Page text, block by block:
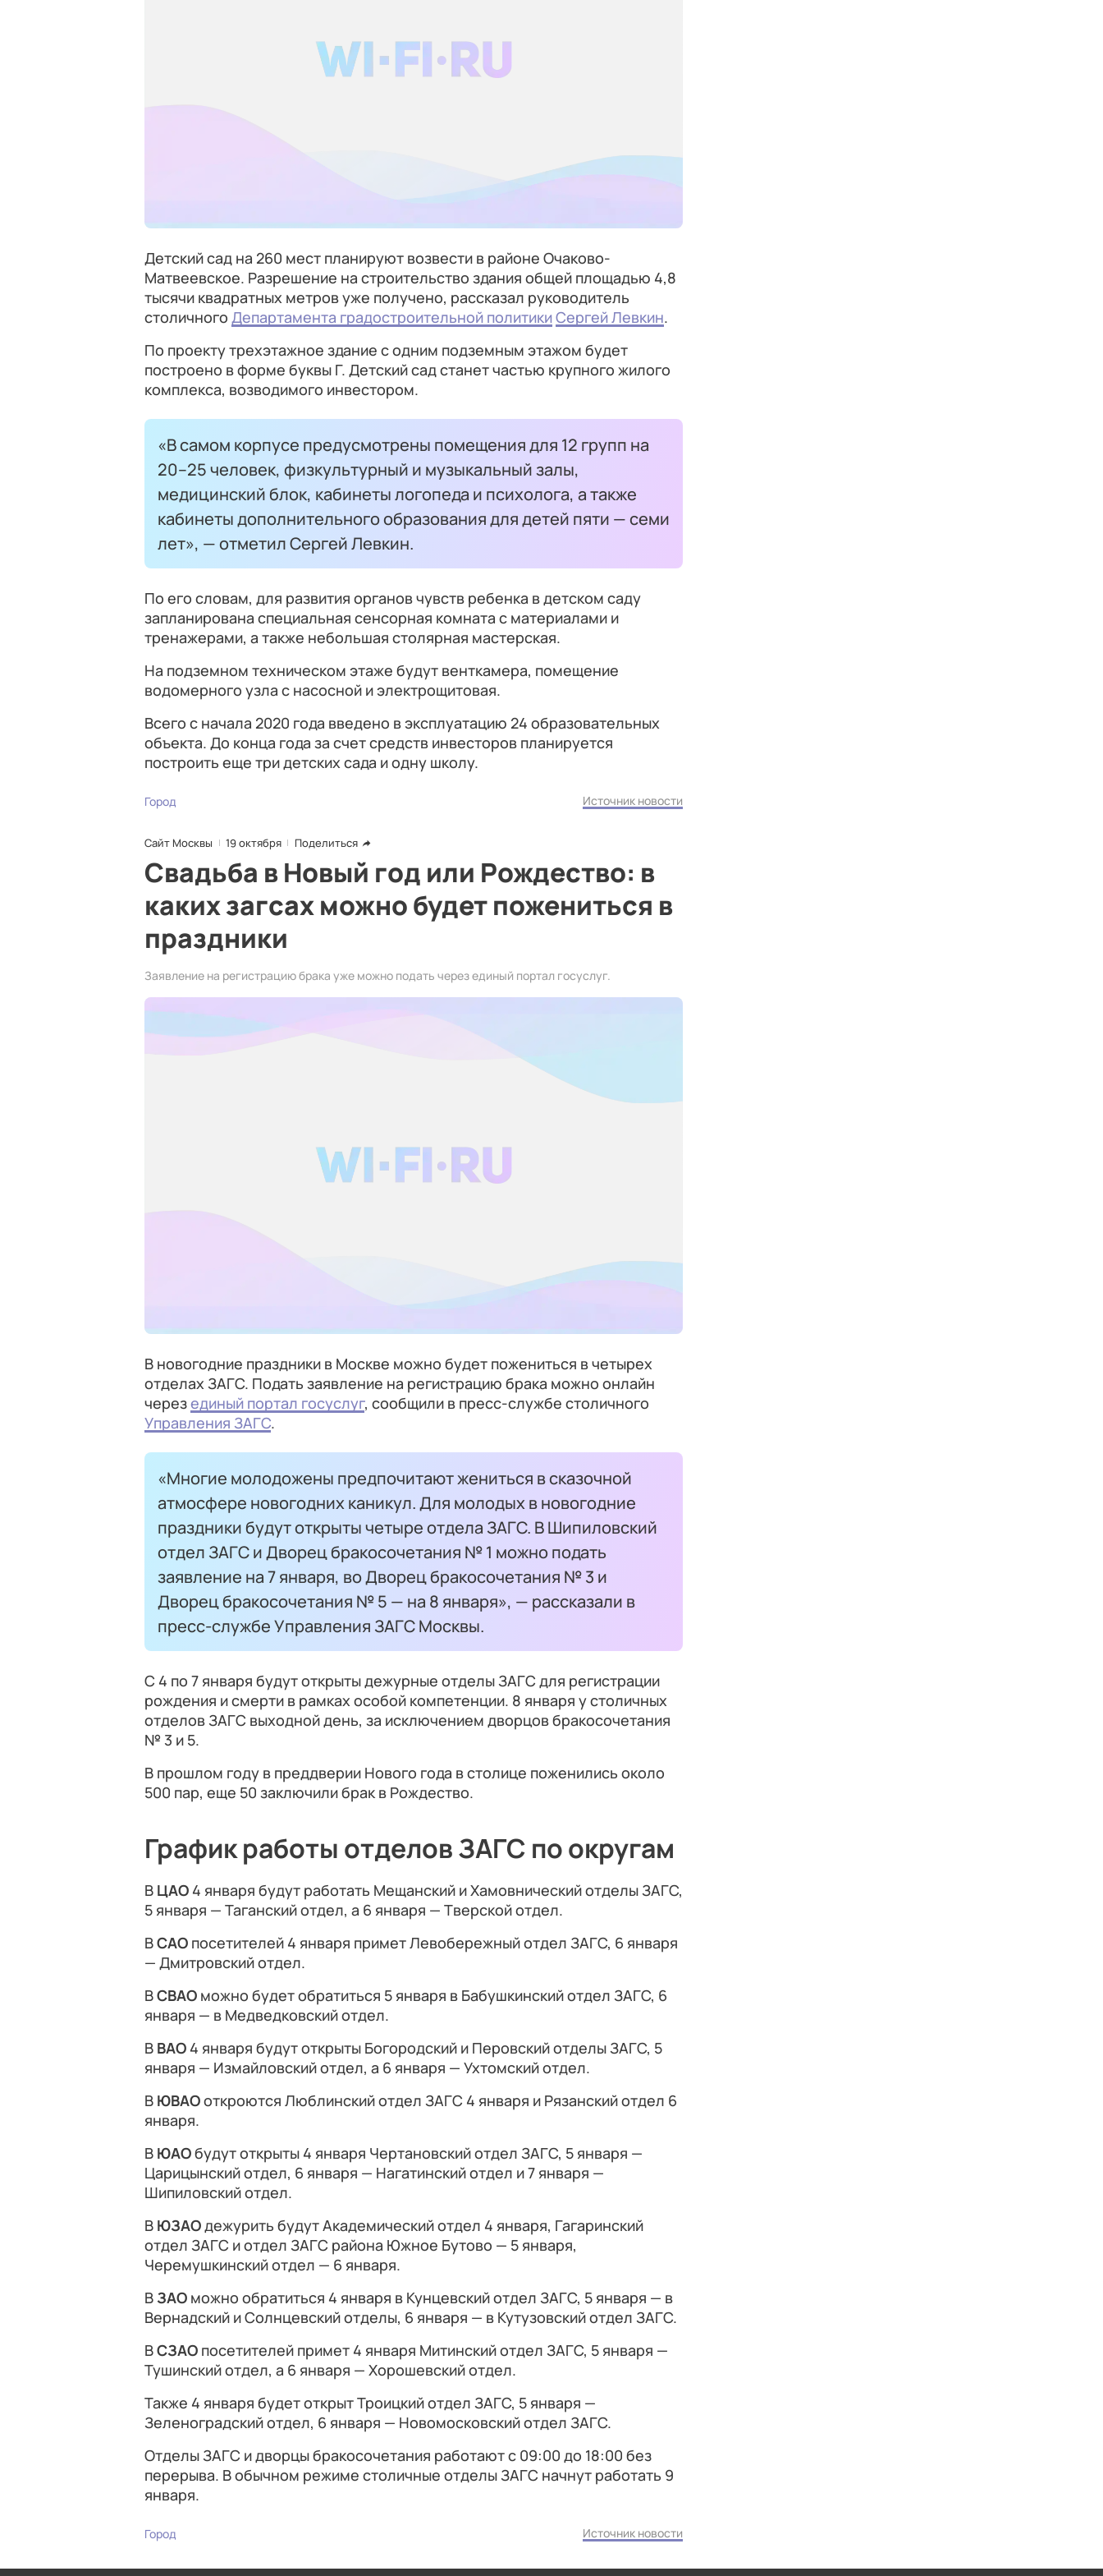
Детский сад на 260 мест планируют возвести в районе Очаково-
Матвеевское. Разрешение на строительство здания общей площадью 4,8
тысячи квадратных метров уже получено, рассказал руководитель
столичного Департамента градостроительной политикиСергей Левкин.
По проекту трехэтажное здание с одним подземным этажом будет
построено в форме буквы Г. Детский сад станет частью крупного жилого
комплекса, возводимого инвестором.
«В самом корпусе предусмотрены помещения для 12 групп на
20–25 человек, физкультурный и музыкальный залы,
медицинский блок, кабинеты логопеда и психолога, а также
кабинеты дополнительного образования для детей пяти — семи
лет», — отметил Сергей Левкин.
По его словам, для развития органов чувств ребенка в детском саду
запланирована специальная сенсорная комната с материалами и
тренажерами, а также небольшая столярная мастерская.
На подземном техническом этаже будут венткамера, помещение
водомерного узла с насосной и электрощитовая.
Всего с начала 2020 года введено в эксплуатацию 24 образовательных
объекта. До конца года за счет средств инвесторов планируется
построить еще три детских сада и одну школу.
Город Источник новости
Сайт Москвы 19 октября Поделиться
Свадьба в Новый год или Рождество: в
каких загсах можно будет пожениться в
праздники
Заявление на регистрацию брака уже можно подать через единый портал госуслуг.
В новогодние праздники в Москве можно будет пожениться в четырех
отделах ЗАГС. Подать заявление на регистрацию брака можно онлайн
черезединый портал госуслуг, сообщили в пресс-службе столичного
Управления ЗАГС.
«Многие молодожены предпочитают жениться в сказочной
атмосфере новогодних каникул. Для молодых в новогодние
праздники будут открыты четыре отдела ЗАГС. В Шипиловский
отдел ЗАГС и Дворец бракосочетания № 1 можно подать
заявление на 7 января, во Дворец бракосочетания № 3 и
Дворец бракосочетания № 5 — на 8 января», — рассказали в
пресс-службе Управления ЗАГС Москвы.
С 4 по 7 января будут открыты дежурные отделы ЗАГС для регистрации
рождения и смерти в рамках особой компетенции. 8 января у столичных
отделов ЗАГС выходной день, за исключением дворцов бракосочетания
№ 3 и 5.
В прошлом году в преддверии Нового года в столице поженились около
500 пар, еще 50 заключили брак в Рождество.
График работы отделов ЗАГС по округам
В ЦАО 4 января будут работать Мещанский и Хамовнический отделы ЗАГС,
5 января — Таганский отдел, а 6 января — Тверской отдел.
ВСАО посетителей 4 января примет Левобережный отдел ЗАГС, 6 января
— Дмитровский отдел.
ВСВАО можно будет обратиться 5 января в Бабушкинский отдел ЗАГС, 6
января — в Медведковский отдел.
В ВАО 4 января будут открыты Богородский и Перовский отделы ЗАГС, 5
января — Измайловский отдел, а 6 января — Ухтомский отдел.
В ЮВАОоткроются Люблинский отдел ЗАГС 4 января и Рязанский отдел 6
января.
В ЮАОбудут открыты 4 января Чертановский отдел ЗАГС, 5 января —
Царицынский отдел, 6 января — Нагатинский отдел и 7 января —
Шипиловский отдел.
В ЮЗАОдежурить будут Академический отдел 4 января, Гагаринский
отдел ЗАГС и отдел ЗАГС района Южное Бутово — 5 января,
Черемушкинский отдел — 6 января.
В ЗАО можно обратиться 4 января в Кунцевский отдел ЗАГС, 5 января — в
Вернадский и Солнцевский отделы, 6 января — в Кутузовский отдел ЗАГС.
ВСЗАО посетителей примет 4 января Митинский отдел ЗАГС, 5 января —
Тушинский отдел, а 6 января — Хорошевский отдел.
Также 4 января будет открыт Троицкий отдел ЗАГС, 5 января —
Зеленоградский отдел, 6 января — Новомосковский отдел ЗАГС.
Отделы ЗАГС и дворцы бракосочетания работают с 09:00 до 18:00 без
перерыва. В обычном режиме столичные отделы ЗАГС начнут работать 9
января.
Город Источник новости